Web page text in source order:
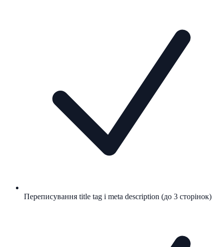
Переписування title tag і meta description (до 3 сторінок)